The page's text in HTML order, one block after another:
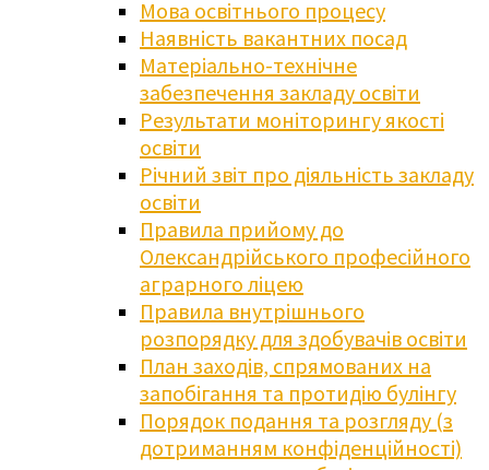
Мова освітнього процесу
Наявність вакантних посад
Матеріально-технічне
забезпечення закладу освіти
Результати моніторингу якості
освіти
Річний звіт про діяльність закладу
освіти
Правила прийому до
Олександрійського професійного
аграрного ліцею
Правила внутрішнього
розпорядку для здобувачів освіти
План заходів, спрямованих на
запобігання та протидію булінгу
Порядок подання та розгляду (з
дотриманням конфіденційності)